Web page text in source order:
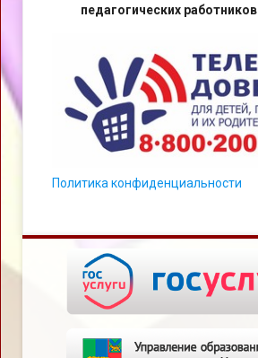
педагогических работников
Политика конфиденциальности